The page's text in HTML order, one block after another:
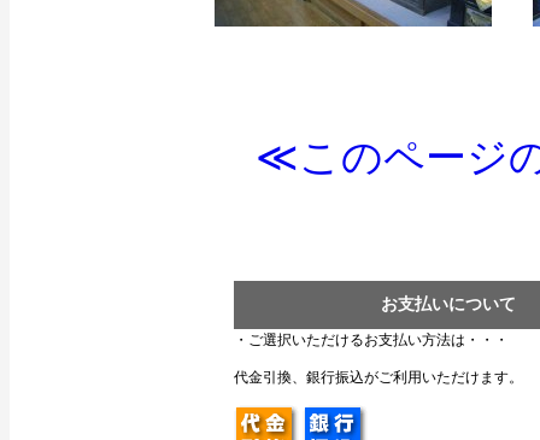
≪このページ
お支払いについて
・ご選択いただけるお支払い方法は・・・
代金引換、銀行振込がご利用いただけます。